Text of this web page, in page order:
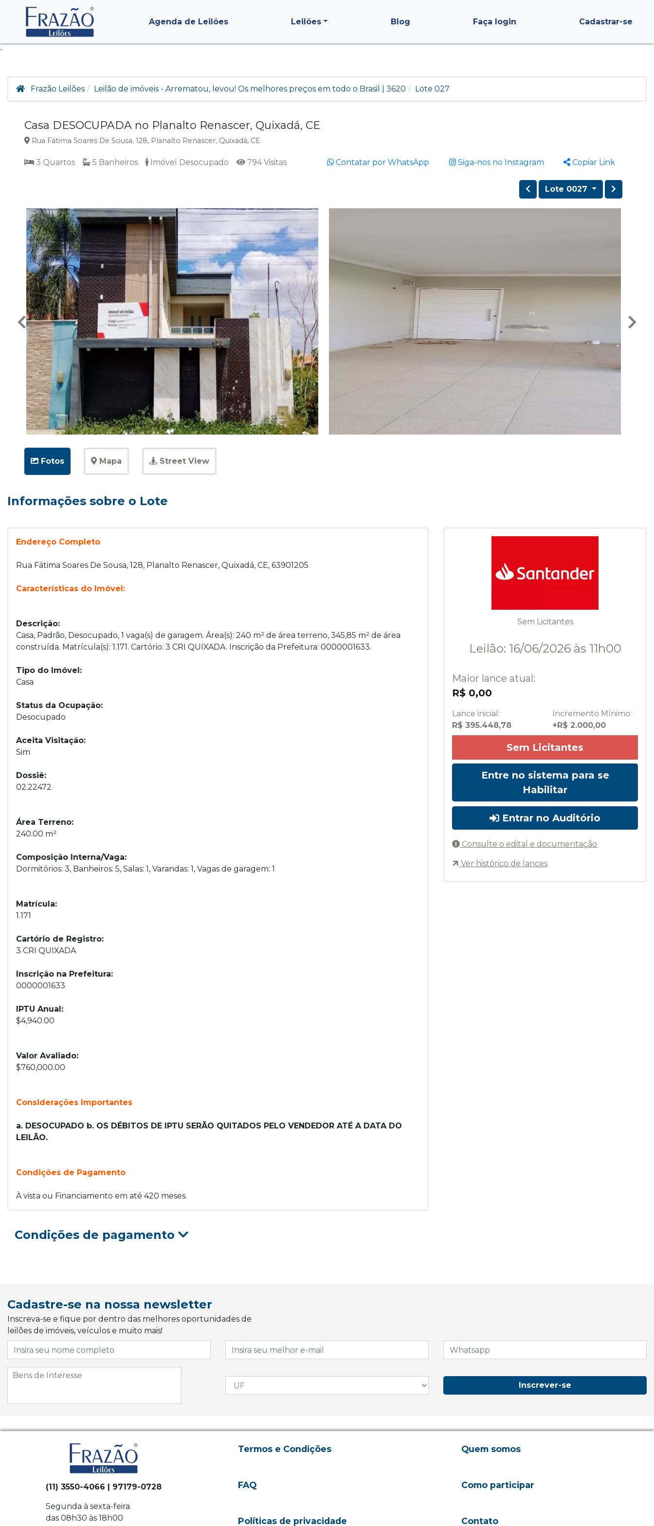
.
Agenda de Leilões Leilões Blog Faça login Cadastrar-se
Frazão Leilões Leilão de imóveis - Arrematou, levou! Os melhores preços em todo o Brasil | 3620 Lote 027
Casa DESOCUPADA no Planalto Renascer, Quixadá, CE
Rua Fátima Soares De Sousa, 128, Planalto Renascer, Quixadá, CE
3 Quartos 5 Banheiros Imóvel Desocupado 794 Visitas Contatar por WhatsApp Siga-nos no Instagram Copiar Link
Lote 0027
Fotos Mapa Street View
Informações sobre o Lote
Endereço Completo
Rua Fátima Soares De Sousa, 128, Planalto Renascer, Quixadá, CE, 63901205
Características do Imóvel:
Descrição:
Casa, Padrão, Desocupado, 1 vaga(s) de garagem. Área(s): 240 m² de área terreno, 345,85 m² de área
construída. Matrícula(s): 1.171. Cartório: 3 CRI QUIXADA. Inscrição da Prefeitura: 0000001633.
Tipo do Imóvel:
Casa
Status da Ocupação:
Desocupado
Aceita Visitação:
Sim
Dossiê:
02.22472
Área Terreno:
240.00 m²
Composição Interna/Vaga:
Dormitórios: 3, Banheiros: 5, Salas: 1, Varandas: 1, Vagas de garagem: 1
Matrícula:
1.171
Cartório de Registro:
3 CRI QUIXADA
Inscrição na Prefeitura:
0000001633
IPTU Anual:
$4,940.00
Valor Avaliado:
$760,000.00
Considerações Importantes
a. DESOCUPADO b. OS DÉBITOS DE IPTU SERÃO QUITADOS PELO VENDEDOR ATÉ A DATA DO
LEILÃO.
Condições de Pagamento
À vista ou Financiamento em até 420 meses.
Sem Licitantes
Leilão: 16/06/2026 às 11h00
Maior lance atual:
R$ 0,00
Lance inicial:
R$ 395.448,78
Incremento Mínimo:
+R$ 2.000,00
Sem Licitantes
Entre no sistema para se
Habilitar
Entrar no Auditório
Consulte o edital e documentação
Ver histórico de lances
Condições de pagamento
Cadastre-se na nossa newsletter
Inscreva-se e fique por dentro das melhores oportunidades de
leilões de imóveis, veículos e muito mais!
Inscrever-se
(11) 3550-4066 | 97179-0728
Segunda à sexta-feira
das 08h30 às 18h00
Termos e Condições
FAQ
Políticas de privacidade
Quem somos
Como participar
Contato